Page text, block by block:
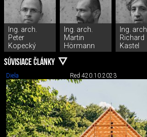
Ing. arch.
Peter
Kopecký
Ing. arch.
Martin
Hörmann
Ing. arch.
Richard
Kastel
SÚVISIACE ČLÁNKY
Diela Red 420.10.2023